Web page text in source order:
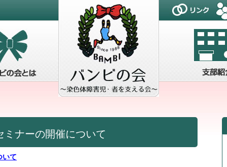
ナーの開催について
いて